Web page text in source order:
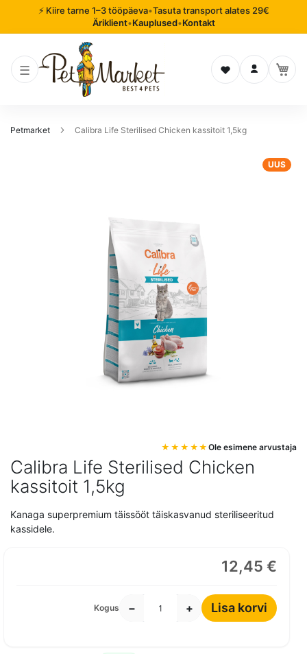
⚡ Kiire tarne 1–3 tööpäeva•Tasuta transport alates 29€
Äriklient•Kauplused•Kontakt
Soovinimekiri
Logi sisse
Petmarket Calibra Life Sterilised Chicken kassitoit 1,5kg
Calibra Life Sterilised Chicken
kassitoit 1,5kg
Ole esimene arvustaja
Kanaga superpremium täissööt täiskasvanud steriliseeritud
kassidele.
12,45 €
Kogus − + Lisa korvi
UUS
pildigalerii
algusesse